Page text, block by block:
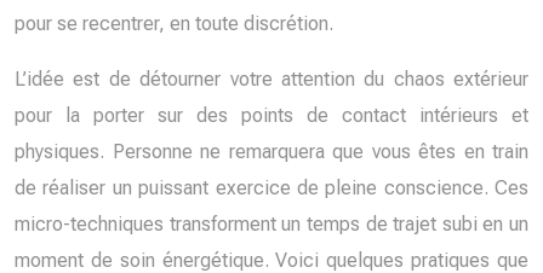
pour se recentrer, en toute discrétion.
L’idée est de détourner votre attention du chaos extérieur
pour la porter sur des points de contact intérieurs et
physiques. Personne ne remarquera que vous êtes en train
de réaliser un puissant exercice de pleine conscience. Ces
micro-techniques transforment un temps de trajet subi en un
moment de soin énergétique. Voici quelques pratiques que